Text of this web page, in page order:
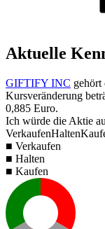
Aktuelle
GIFTIFY INC gehört
Kursveränderung
0,885 Euro.
Ich würde die Aktie
VerkaufenHalten
■ Verkaufen
■ Halten
■ Kaufen